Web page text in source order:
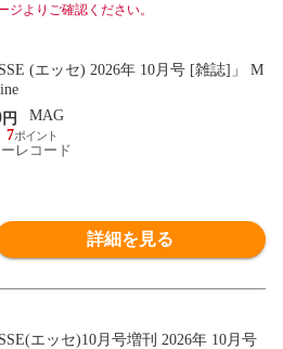
ジよりご確認ください。
(エッセ) 2026年 10月号 [雑誌]」 M
円
MAG
7
レコード
詳細を見る
エッセ)10月号増刊 2026年 10月号